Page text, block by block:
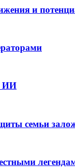
и
ИИ
семьи